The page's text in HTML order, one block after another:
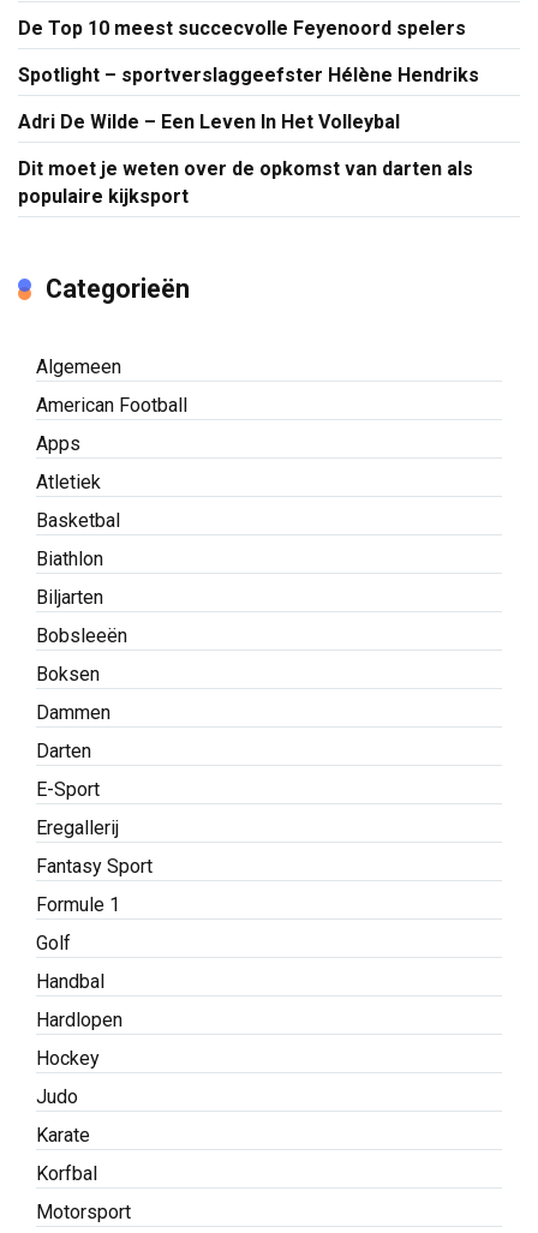
De Top 10 meest succecvolle Feyenoord spelers
Spotlight – sportverslaggeefster Hélène Hendriks
Adri De Wilde – Een Leven In Het Volleybal
Dit moet je weten over de opkomst van darten als
populaire kijksport
Categorieën
Algemeen
American Football
Apps
Atletiek
Basketbal
Biathlon
Biljarten
Bobsleeën
Boksen
Dammen
Darten
E-Sport
Eregallerij
Fantasy Sport
Formule 1
Golf
Handbal
Hardlopen
Hockey
Judo
Karate
Korfbal
Motorsport